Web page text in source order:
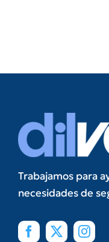
Trabajamos para
necesidades de